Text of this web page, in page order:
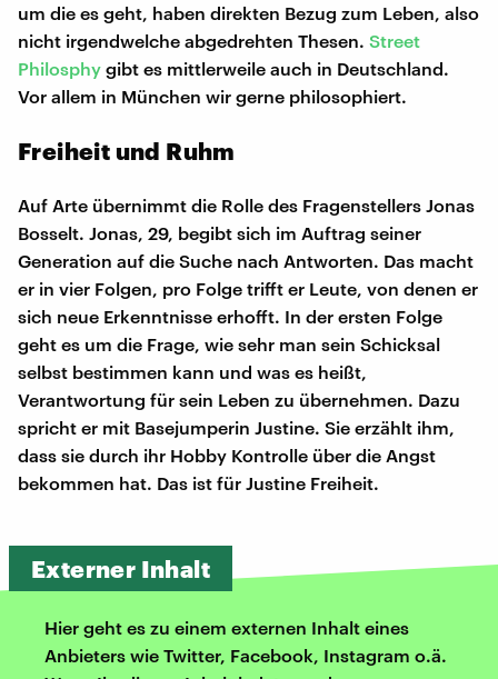
um die es geht, haben direkten Bezug zum Leben, also
nicht irgendwelche abgedrehten Thesen. Street
Philosphy gibt es mittlerweile auch in Deutschland.
Vor allem in München wir gerne philosophiert.
Freiheit und Ruhm
Auf Arte übernimmt die Rolle des Fragenstellers Jonas
Bosselt. Jonas, 29, begibt sich im Auftrag seiner
Generation auf die Suche nach Antworten. Das macht
er in vier Folgen, pro Folge trifft er Leute, von denen er
sich neue Erkenntnisse erhofft. In der ersten Folge
geht es um die Frage, wie sehr man sein Schicksal
selbst bestimmen kann und was es heißt,
Verantwortung für sein Leben zu übernehmen. Dazu
spricht er mit Basejumperin Justine. Sie erzählt ihm,
dass sie durch ihr Hobby Kontrolle über die Angst
bekommen hat. Das ist für Justine Freiheit.
Externer Inhalt
Hier geht es zu einem externen Inhalt eines
Anbieters wie Twitter, Facebook, Instagram o.ä.